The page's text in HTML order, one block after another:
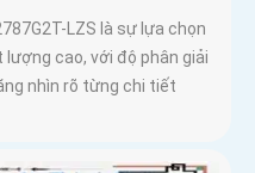
LZS là sự lựa chọn
cao, với độ phân giải
nhìn rõ từng chi tiết